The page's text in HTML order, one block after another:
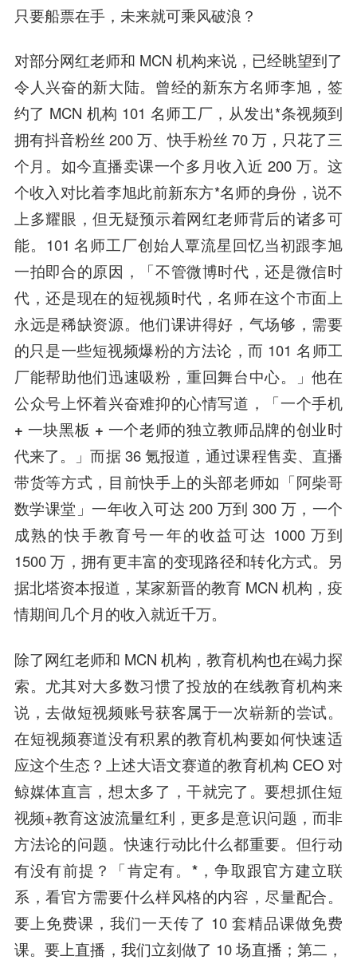
只要船票在手，未来就可乘风破浪？
对部分网红老师和 MCN 机构来说，已经眺望到了
令人兴奋的新大陆。曾经的新东方名师李旭，签
约了 MCN 机构 101 名师工厂，从发出*条视频到
拥有抖音粉丝 200 万、快手粉丝 70 万，只花了三
个月。如今直播卖课一个多月收入近 200 万。这
个收入对比着李旭此前新东方*名师的身份，说不
上多耀眼，但无疑预示着网红老师背后的诸多可
能。101 名师工厂创始人覃流星回忆当初跟李旭
一拍即合的原因，「不管微博时代，还是微信时
代，还是现在的短视频时代，名师在这个市面上
永远是稀缺资源。他们课讲得好，气场够，需要
的只是一些短视频爆粉的方法论，而 101 名师工
厂能帮助他们迅速吸粉，重回舞台中心。」他在
公众号上怀着兴奋难抑的心情写道，「一个手机
+ 一块黑板 + 一个老师的独立教师品牌的创业时
代来了。
」而据 36 氪报道，通过课程售卖、直播
带货等方式，目前快手上的头部老师如「阿柴哥
数学课堂」一年收入可达 200 万到 300 万，一个
成熟的快手教育号一年的收益可达 1000 万到
1500 万，拥有更丰富的变现路径和转化方式。另
据北塔资本报道，某家新晋的教育 MCN 机构，疫
情期间几个月的收入就近千万。
除了网红老师和 MCN 机构，教育机构也在竭力探
索。尤其对大多数习惯了投放的在线教育机构来
说，去做短视频账号获客属于一次崭新的尝试。
在短视频赛道没有积累的教育机构要如何快速适
应这个生态？上述大语文赛道的教育机构 CEO 对
鲸媒体直言， 想太多了，干就完了。要想抓住短
视频+教育这波流量红利，更多是意识问题，而非
方法论的问题。快速行动比什么都重要。但行动
有没有前提？「肯定有。 *，争取跟官方建立联
系，看官方需要什么样风格的内容，尽量配合。
要上免费课，我们一天传了 10 套精品课做免费
课。要上直播，我们立刻做了 10 场直播；第二，